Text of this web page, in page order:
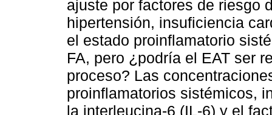
ajuste por factores de riesgo
hipertensión, insuficiencia
el estado proinflamatorio
FA, pero ¿podría el EAT ser
proceso? Las
proinflamatorios sistémicos,
la interleucina-6 (IL-6) y el